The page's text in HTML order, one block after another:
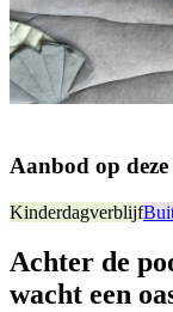
Aanbod op
Kinderdagverblijf
Achter de
wacht een